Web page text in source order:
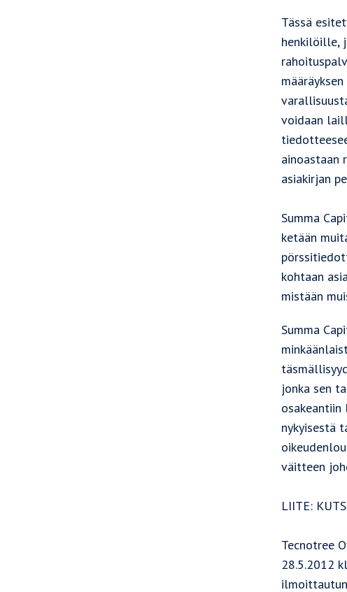
Tässä
henkilöille,
voidaan
ainoastaan
asiakirjan
Summa
ketään
kohtaan
mistään
Summa
jonka sen
nykyisestä
väitteen
LIITE:
Tecnotree
28.5.2012